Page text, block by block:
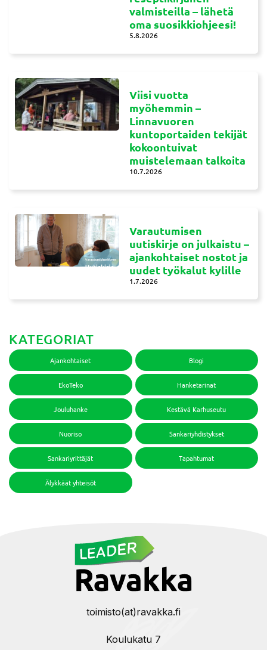
valmisteilla – lähetä
oma suosikkiohjeesi!
5.8.2026
Viisi vuotta
myöhemmin –
Linnavuoren
kuntoportaiden tekijät
kokoontuivat
muistelemaan talkoita
10.7.2026
Varautumisen
uutiskirje on julkaistu –
ajankohtaiset nostot ja
uudet työkalut kylille
1.7.2026
KATEGORIAT
Ajankohtaiset Blogi
EkoTeko Hanketarinat
Jouluhanke Kestävä Karhuseutu
Nuoriso Sankariyhdistykset
Sankariyrittäjät Tapahtumat
Älykkäät yhteisöt
toimisto(at)ravakka.fi
Koulukatu 7